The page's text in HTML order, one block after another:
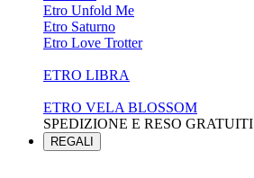
Etro Unfold Me
Etro Saturno
Etro Love Trotter
ETRO LIBRA
ETRO VELA BLOSSOM
SPEDIZIONE E RESO GRATUITI
REGALI